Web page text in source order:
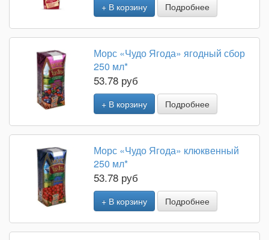
+ В корзину Подробнее
Морс «Чудо Ягода» ягодный сбор
250 мл*
53.78 руб
+ В корзину Подробнее
Морс «Чудо Ягода» клюквенный
250 мл*
53.78 руб
+ В корзину Подробнее